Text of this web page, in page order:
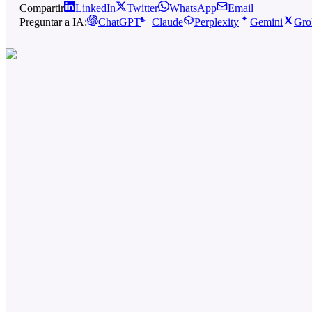
Compartir LinkedIn Twitter WhatsApp
Email
Preguntar a IA:
ChatGPT Claude Perplexity Gemini